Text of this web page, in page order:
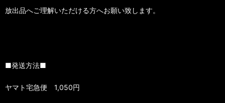
放出品へご理解いただける方へお願い致します。
■発送方法■
ヤマト宅急便 1,050円